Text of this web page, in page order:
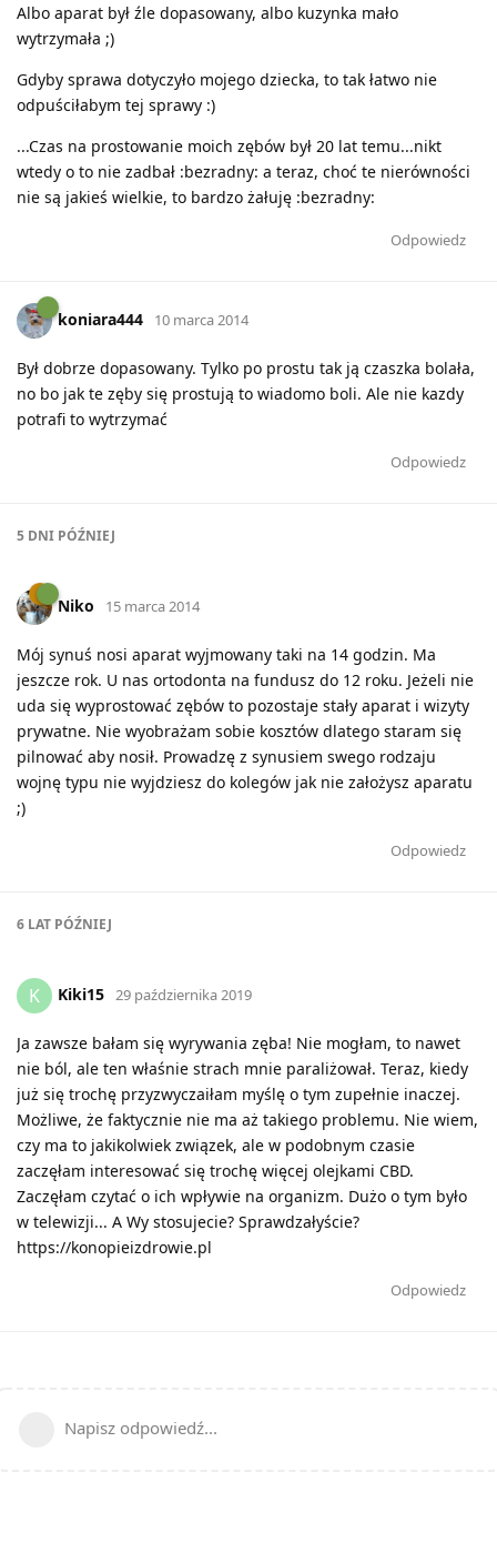
Albo aparat był źle dopasowany, albo kuzynka mało
wytrzymała ;)
Gdyby sprawa dotyczyło mojego dziecka, to tak łatwo nie
odpuściłabym tej sprawy :)
...Czas na prostowanie moich zębów był 20 lat temu...nikt
wtedy o to nie zadbał :bezradny: a teraz, choć te nierówności
nie są jakieś wielkie, to bardzo żałuję :bezradny:
Odpowiedz
koniara444 10 marca 2014
Był dobrze dopasowany. Tylko po prostu tak ją czaszka bolała,
no bo jak te zęby się prostują to wiadomo boli. Ale nie kazdy
potrafi to wytrzymać
Odpowiedz
5 DNI PÓŹNIEJ
Niko 15 marca 2014
Mój synuś nosi aparat wyjmowany taki na 14 godzin. Ma
jeszcze rok. U nas ortodonta na fundusz do 12 roku. Jeżeli nie
uda się wyprostować zębów to pozostaje stały aparat i wizyty
prywatne. Nie wyobrażam sobie kosztów dlatego staram się
pilnować aby nosił. Prowadzę z synusiem swego rodzaju
wojnę typu nie wyjdziesz do kolegów jak nie założysz aparatu
;)
Odpowiedz
6 LAT PÓŹNIEJ
K Kiki15 29 października 2019
Ja zawsze bałam się wyrywania zęba! Nie mogłam, to nawet
nie ból, ale ten właśnie strach mnie paraliżował. Teraz, kiedy
już się trochę przyzwyczaiłam myślę o tym zupełnie inaczej.
Możliwe, że faktycznie nie ma aż takiego problemu. Nie wiem,
czy ma to jakikolwiek związek, ale w podobnym czasie
zaczęłam interesować się trochę więcej olejkami CBD.
Zaczęłam czytać o ich wpływie na organizm. Dużo o tym było
w telewizji... A Wy stosujecie? Sprawdzałyście?
https://konopieizdrowie.pl
Odpowiedz
Napisz odpowiedź...